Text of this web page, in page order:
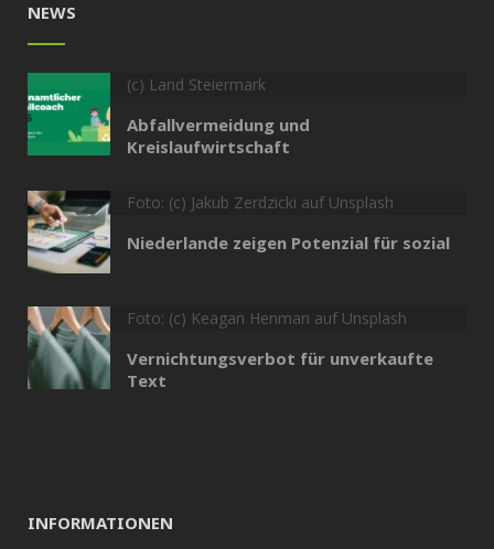
NEWS
(c) Land Steiermark
Abfallvermeidung und
Kreislaufwirtschaft
Foto: (c) Jakub Zerdzicki auf Unsplash
Niederlande zeigen Potenzial für sozial
Foto: (c) Keagan Henman auf Unsplash
Vernichtungsverbot für unverkaufte
Text
INFORMATIONEN